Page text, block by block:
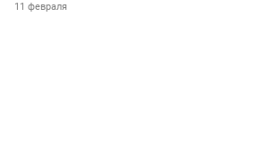
11 февраля